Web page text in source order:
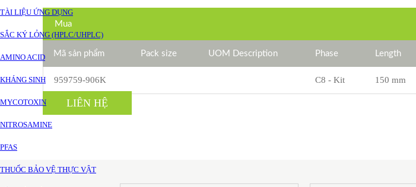
TÀI LIỆU ỨNG DỤNG
SẮC KÝ LỎNG (HPLC/UHPLC)
AMINO ACID
KHÁNG SINH
MYCOTOXIN
NITROSAMINE
PFAS
THUỐC BẢO VỆ THỰC VẬT
Mua
Mã sản phẩm Pack size UOM Description Phase Length
959759-906K C8 - Kit 150 mm
LIÊN HỆ